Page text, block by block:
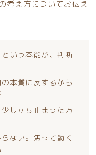
考え方についてお伝え
いう本能が、判断
本質に反するから
し立ち止まった方
ない。焦って動く